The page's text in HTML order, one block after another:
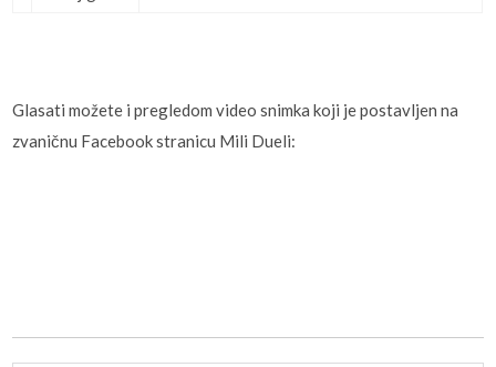
Glasati možete i pregledom video snimka koji je postavljen na
zvaničnu Facebook stranicu Mili Dueli: